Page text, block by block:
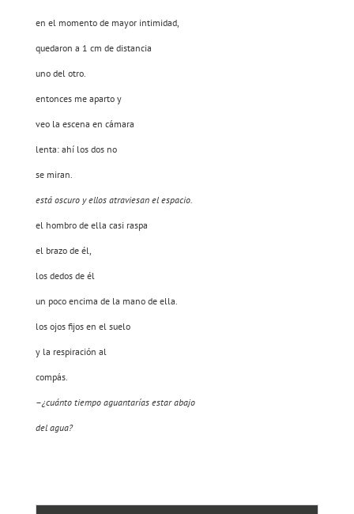
en el momento de mayor intimidad,
quedaron a 1 cm de distancia
uno del otro.
entonces me aparto y
veo la escena en cámara
lenta: ahí los dos no
se miran.
está oscuro y ellos atraviesan el espacio.
el hombro de ella casi raspa
el brazo de él,
los dedos de él
un poco encima de la mano de ella.
los ojos fijos en el suelo
y la respiración al
compás.
–¿cuánto tiempo aguantarías estar abajo
del agua?